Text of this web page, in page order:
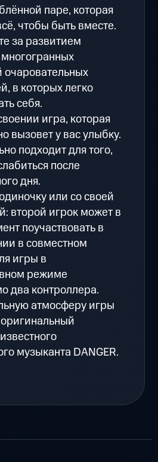
паре, которая
чтобы быть вместе.
за развитием
в которых легко
себя.
игра, которая
вызовет у вас улыбку.
подходит для того,
после
дня.
или со своей
второй игрок может в
поучаствовать в
в совместном
игры в
режиме
два контроллера.
атмосферу игры
музыканта DANGER.